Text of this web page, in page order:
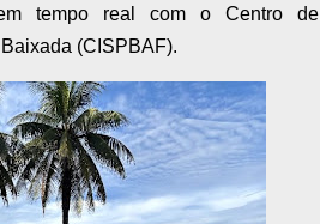
tempo real com o Centro de
(CISPBAF).